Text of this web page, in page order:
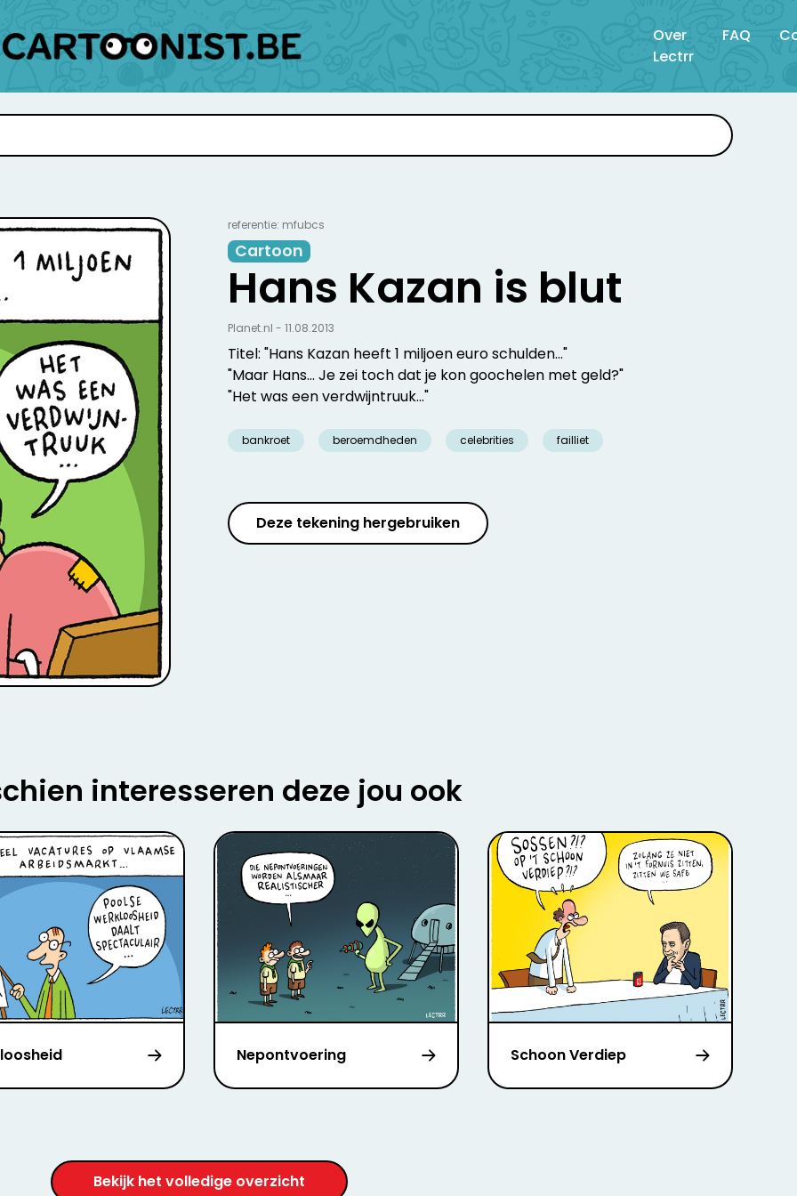
Over
Lectrr
FAQ
referentie: mfubcs
Cartoon
Hans Kazan is blut
Titel: "Hans Kazan heeft 1 miljoen euro schulden..."
"Maar Hans... Je zei toch dat je kon goochelen met geld?"
"Het was een verdwijntruuk..."
bankroet beroemdheden celebrities failliet
Planet.nl - 11.08.2013
Deze tekening hergebruiken
interesseren deze jou ook
Nepontvoering Schoon Verdiep
Bekijk het volledige overzicht